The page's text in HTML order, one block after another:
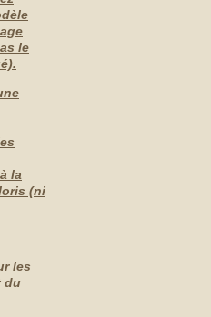
le
la
(ni
les
du